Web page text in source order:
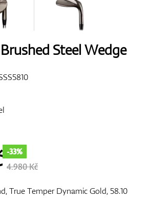
Doplňky
Steel Wedge
-33%
4.980 Kč
True Temper Dynamic Gold, 58.10